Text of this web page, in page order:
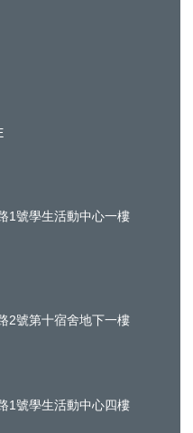
1號學生活動中心一樓
2號第十宿舍地下一樓
1號學生活動中心四樓